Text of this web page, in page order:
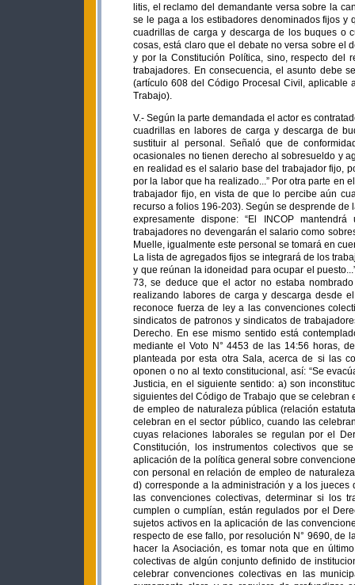
litis, el reclamo del demandante versa sobre la
se le paga a los estibadores denominados fijos y
cuadrillas de carga y descarga de los buques o
cosas, está claro que el debate no versa sobre el
y por la Constitución Política, sino, respecto del
trabajadores. En consecuencia, el asunto debe
(artículo 608 del Código Procesal Civil,
Trabajo).
V.- Según la parte demandada el actor es contratado como trabajador ocasional, cuando se requiere reforzar personal de cuadrillas en labores de carga y descarga de buques, dependiendo de la necesidad de los servicios así como para sustituir al personal. Señaló que de conformidad con el artículo 75 de la Convención Colectiva, los trabajadores ocasionales no tienen derecho al sobresueldo y agrega: “...si bien existe renglón (sic) conocido como sobresueldo, éste en realidad es el salario base del trabajador fijo, por lo cual, este aspecto no afecta en nada al actor, a quien se le paga por la labor que ha realizado...” Por otra parte en el recurso ante esta Sala hace hincapié en que tampoco se le rebaja al trabajador fijo, en vista de que lo percibe aún cuando no labora (ver contestación de la demanda en folios 14 a 18 y recurso a folios 196-203). Según se desprende de la fotocopia certificada de folio 21, la mencionada norma convencional expresamente dispone: “El INCOP mantendrá una lista de 100 integrantes de estibadores ocasionales. Estos trabajadores no devengarán el salario como sobresueldo (salario básico), hasta no ser ascendidos a Agregados Fijos de Muelle, igualmente este personal se tomará en cuenta para llenar plazas de estibadores vacantes en almacenes y patios. La lista de agregados fijos se integrará de los trabajadores más viejos o de mayor antigüedad de estar como ocasionales y que reúnan la idoneidad para ocupar el puesto...”. De la certificación de folios 80-86 y estudio de cuotas de folios 65 a 73, se deduce que el actor no estaba nombrado en un puesto fijo en el instituto demandado, con quien se vinculó realizando labores de carga y descarga desde el 27 de abril del 2001. El numeral 62 de la Constitución Política les reconoce fuerza de ley a las convenciones colectivas de trabajo que, con arreglo a la ley, se firmen entre patronos o sindicatos de patronos y sindicatos de trabajadores, legalmente organizados, con lo que se configuran como fuente de Derecho. En ese mismo sentido está contemplado en el numeral 54 del Código de Trabajo. La Sala Constitucional, mediante el Voto N° 4453 de las 14:56 horas, del 24 de mayo del 2000, resolvió una consulta de constitucionalidad planteada por esta otra Sala, acerca de si las convenciones colectivas suscritas en el ámbito del Sector Público se oponen o no al texto constitucional, así: “Se evacúa la consulta formulada por la Sala Segunda de la Corte Suprema de Justicia, en el siguiente sentido: a) son inconstitucionales las convenciones colectivas reguladas por los artículos 54 y siguientes del Código de Trabajo que se celebran en el sector público, cuando se trata de personal regido por la relación de empleo de naturaleza pública (relación estatutaria); b) no son inconstitucionales las convenciones colectivas que se celebran en el sector público, cuando las celebran obreros, trabajadores, funcionarios o empleados del sector público, cuyas relaciones laborales se regulan por el Derecho común; c) igualmente son compatibles con el Derecho de la Constitución, los instrumentos colectivos que se han negociado y se han venido prorrogando o modificando, en aplicación de la política general sobre convenciones colectivas en el Sector Público, salvo que se trate de negociaciones con personal en relación de empleo de naturaleza pública, en cuyo caso esos instrumentos resultan inconstitucionales; d) corresponde a la administración y a los jueces que conocen en los juicios laborales, en su caso, de la aplicación de las convenciones colectivas, determinar si los trabajadores involucrados, dada la naturaleza de las funciones que cumplen o cumplían, están regulados por el Derecho público o el común, a los efectos de definir si pueden o no ser sujetos activos en la aplicación de las convenciones colectivas (…)”. Al resolverse una gestión de adición y/o aclaración respecto de ese fallo, por resolución N° 9690, de las 15:01 horas, del 1º de noviembre del 2000, se dijo: “Lo que sí debe